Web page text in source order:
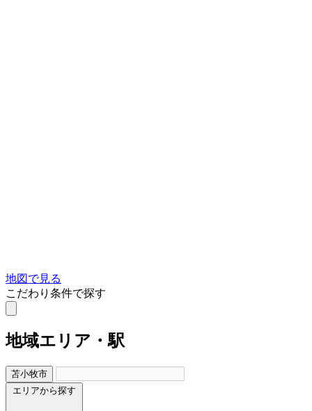
地図で見る
こだわり条件で探す
地域エリア・駅
苫小牧市
エリアから探す